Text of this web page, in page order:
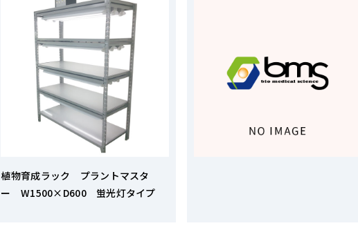
植物育成ラック プラントマスタ
ー W1500×D600 蛍光灯タイプ